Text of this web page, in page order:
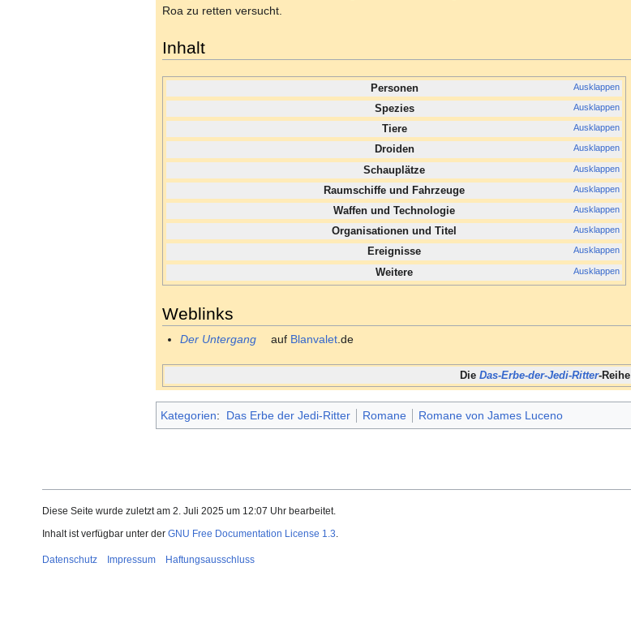
Roa zu retten versucht.
Inhalt
Personen Ausklappen
Spezies Ausklappen
Tiere Ausklappen
Droiden Ausklappen
Schauplätze Ausklappen
Raumschiffe und Fahrzeuge Ausklappen
Waffen und Technologie Ausklappen
Organisationen und Titel Ausklappen
Ereignisse Ausklappen
Weitere Ausklappen
Weblinks
Der Untergang auf Blanvalet .de
Die Das-Erbe-der-Jedi-Ritter-Reihe
Kategorien: Das Erbe der Jedi-Ritter Romane Romane von James Luceno
Diese Seite wurde zuletzt am 2. Juli 2025 um 12:07 Uhr bearbeitet.
Inhalt ist verfügbar unter der GNU Free Documentation License 1.3.
Datenschutz Impressum Haftungsausschluss